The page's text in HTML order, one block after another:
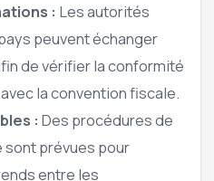
: Les autorités
peuvent échanger
de vérifier la conformité
la convention fiscale.
: Des procédures de
prévues pour
entre les